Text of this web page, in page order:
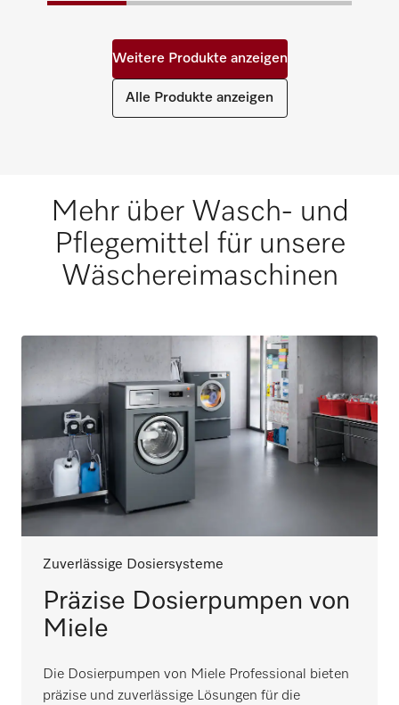
Weitere Produkte anzeigen
Alle Produkte anzeigen
Mehr über Wasch- und
Pflegemittel für unsere
Wäschereimaschinen
Zuverlässige Dosiersysteme
Präzise Dosierpumpen von
Miele
Die Dosierpumpen von Miele Professional bieten
präzise und zuverlässige Lösungen für die